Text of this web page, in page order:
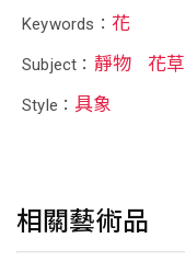
Keywords： 花
Subject： 靜物 花草
Style： 具象
相關藝術品